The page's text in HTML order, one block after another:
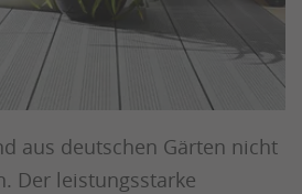
aus deutschen Gärten nicht
Der leistungsstarke